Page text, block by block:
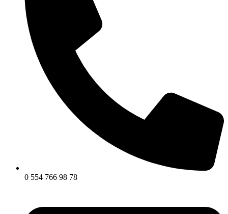
0 554 766 98 78